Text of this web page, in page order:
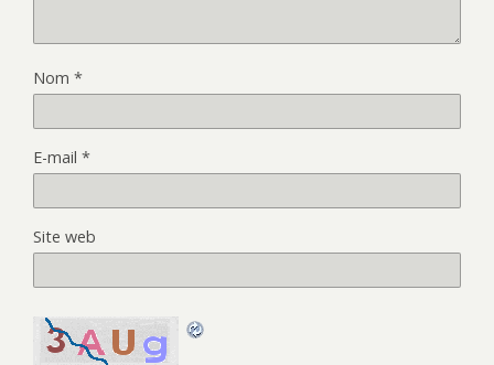
Nom *
E-mail *
Site web